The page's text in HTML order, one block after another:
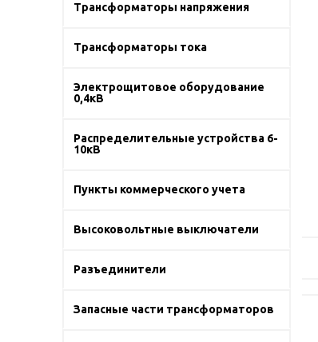
Трансформаторы напряжения
Трансформаторы тока
Электрощитовое оборудование
0,4кВ
Распределительные устройства 6-
10кВ
Пункты коммерческого учета
Высоковольтные выключатели
Разъединители
Запасные части трансформаторов